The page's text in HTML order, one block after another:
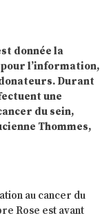
donnée la
pour l’information,
Durant
une
du sein,
Thommes,
au cancer du
Rose est avant